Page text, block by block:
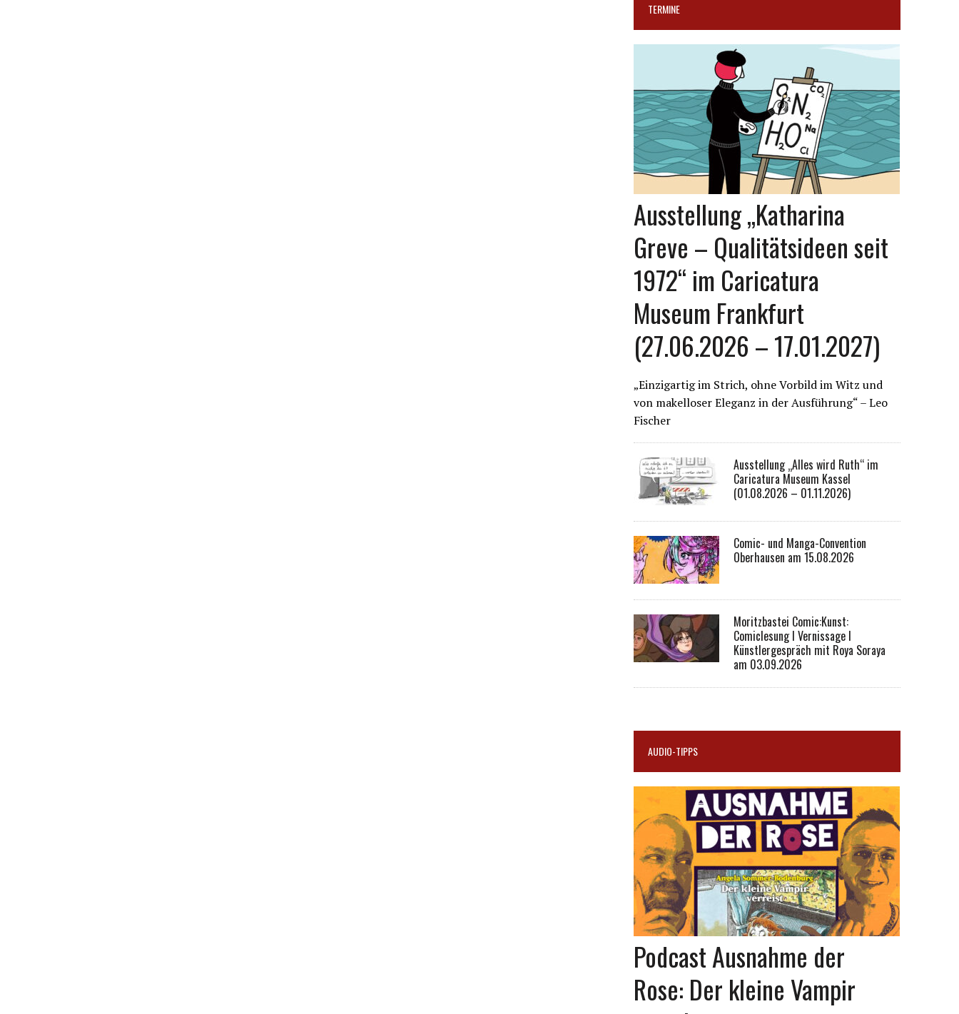
TERMINE
Ausstellung „Katharina
Greve – Qualitätsideen seit
1972“ im Caricatura
Museum Frankfurt
(27.06.2026 – 17.01.2027)
„Einzigartig im Strich, ohne Vorbild im Witz und
von makelloser Eleganz in der Ausführung“ – Leo
Fischer
Ausstellung „Alles wird Ruth“ im
Caricatura Museum Kassel
(01.08.2026 – 01.11.2026)
Comic- und Manga-Convention
Oberhausen am 15.08.2026
Moritzbastei Comic:Kunst:
Comiclesung I Vernissage I
Künstlergespräch mit Roya Soraya
am 03.09.2026
AUDIO-TIPPS
Podcast Ausnahme der
Rose: Der kleine Vampir